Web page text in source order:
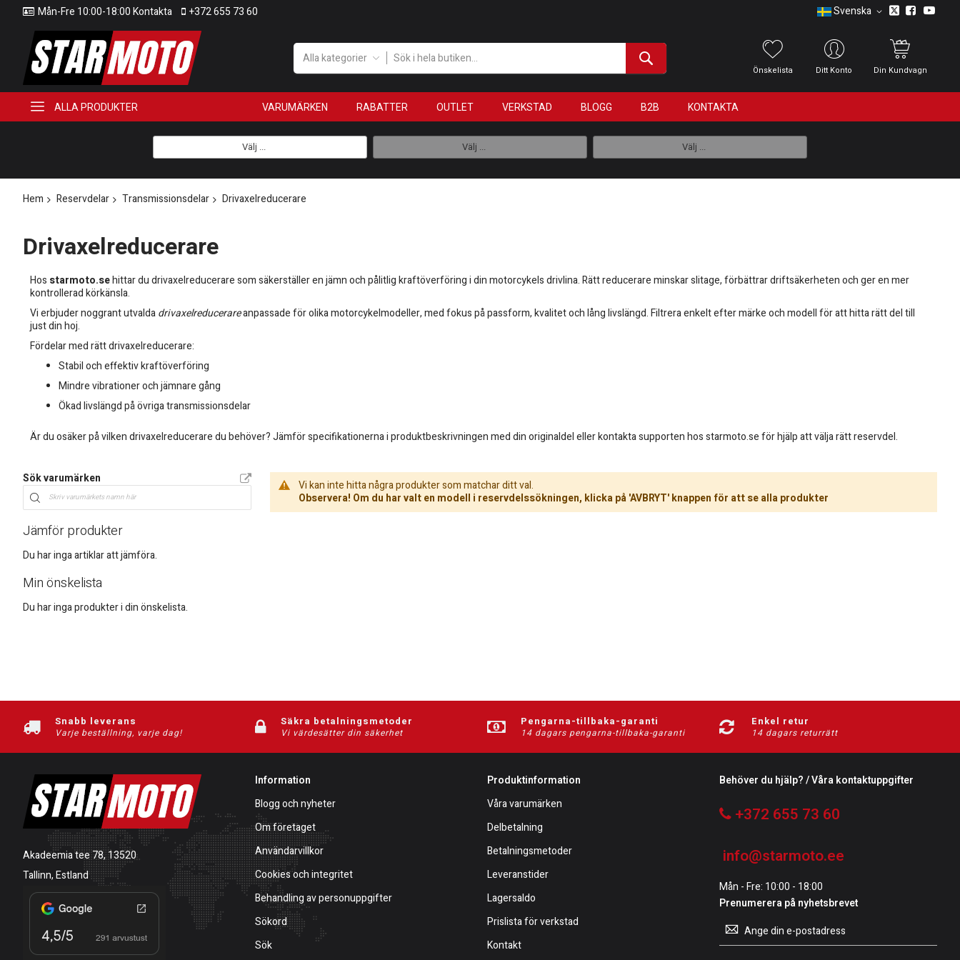
Mån-Fre 10:00-18:00 Kontakta +372 655 73 60 Svenska
Alla kategorier
Önskelista Ditt Konto Din Kundvagn
ALLA PRODUKTER VARUMÄRKEN RABATTER OUTLET VERKSTAD BLOGG B2B KONTAKTA
Välj ... Välj ... Välj ...
Hem Reservdelar Transmissionsdelar Drivaxelreducerare
Drivaxelreducerare
Hos starmoto.sehittar du drivaxelreducerare som säkerställer en jämn och pålitlig kraftöverföring i din motorcykels drivlina. Rätt reducerare minskar slitage, förbättrar driftsäkerheten och ger en mer
kontrollerad körkänsla.
Vi erbjuder noggrant utvaldadrivaxelreducerareanpassade för olika motorcykelmodeller, med fokus på passform, kvalitet och lång livslängd. Filtrera enkelt efter märke och modell för att hitta rätt del till
just din hoj.
Fördelar med rätt drivaxelreducerare:
Stabil och effektiv kraftöverföring
Mindre vibrationer och jämnare gång
Ökad livslängd på övriga transmissionsdelar
Är du osäker på vilken drivaxelreducerare du behöver? Jämför specifikationerna i produktbeskrivningen med din originaldel eller kontakta supporten hos starmoto.se för hjälp att välja rätt reservdel.
Vi kan inte hitta några produkter som matchar ditt val.
Observera! Om du har valt en modell i reservdelssökningen, klicka på 'AVBRYT' knappen för att se alla produkter
Sök varumärken
Jämför produkter
Du har inga artiklar att jämföra.
Min önskelista
Du har inga produkter i din önskelista.
Snabb leverans
Varje beställning, varje dag!
Säkra betalningsmetoder
Vi värdesätter din säkerhet
Pengarna-tillbaka-garanti
14 dagars pengarna-tillbaka-garanti
Enkel retur
14 dagars returrätt
Akadeemia tee 78, 13520
Tallinn, Estland
Information
Blogg och nyheter
Om företaget
Användarvillkor
Cookies och integritet
Behandling av personuppgifter
Sökord
Sök
Produktinformation
Våra varumärken
Delbetalning
Betalningsmetoder
Leveranstider
Lagersaldo
Prislista för verkstad
Kontakt
Behöver du hjälp? / Våra kontaktuppgifter
+372 655 73 60
info@starmoto.ee
Mån - Fre: 10:00 - 18:00
Prenumerera på nyhetsbrevet
Prenumerera
på
vårt